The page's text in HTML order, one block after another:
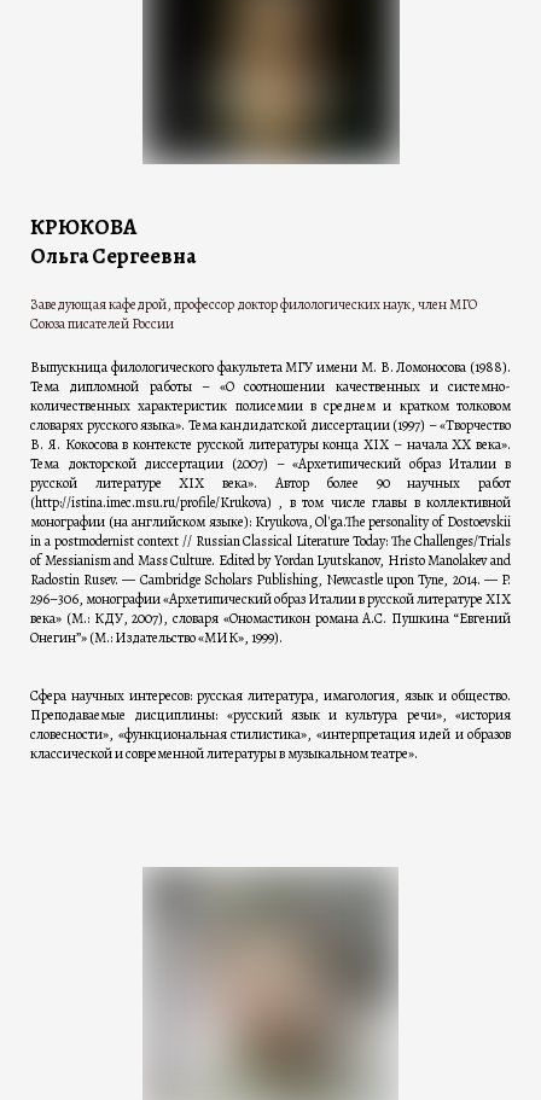
КРЮКОВА
Ольга Сергеевна
Заведующая кафедрой, профессор доктор филологических наук, член МГО
Союза писателей России
Выпускница филологического факультета МГУ имени М. В. Ломоносова (1988).
Тема дипломной работы – «О соотношении качественных и системно-
количественных характеристик полисемии в среднем и кратком толковом
словарях русского языка». Тема кандидатской диссертации (1997) – «Творчество
В. Я. Кокосова в контексте русской литературы конца ХIХ – начала ХХ века».
Тема докторской диссертации (2007) – «Архетипический образ Италии в
русской литературе ХIХ века». Автор более 90 научных работ
(http://istina.imec.msu.ru/profile/Krukova) , в том числе главы в коллективной
монографии (на английском языке): Kryukova, Ol'ga.The personality of Dostoevskii
in a postmodernist context // Russian Classical Literature Today: The Challenges/Trials
of Messianism and Mass Culture. Edited by Yordan Lyutskanov, Hristo Manolakev and
Radostin Rusev. — Cambridge Scholars Publishing, Newcastle upon Tyne, 2014. — P.
296–306, монографии «Архетипический образ Италии в русской литературе ХIХ
века» (М.: КДУ, 2007), словаря «Ономастикон романа А.С. Пушкина “Евгений
Онегин”» (М.: Издательство «МИК», 1999).
Сфера научных интересов: русская литература, имагология, язык и общество.
Преподаваемые дисциплины: «русский язык и культура речи», «история
словесности», «функциональная стилистика», «интерпретация идей и образов
классической и современной литературы в музыкальном театре».